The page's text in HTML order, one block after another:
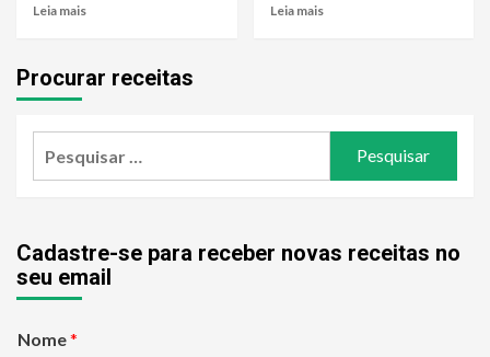
Leia mais Leia mais
Procurar receitas
Cadastre-se para receber novas receitas no
seu email
Nome*